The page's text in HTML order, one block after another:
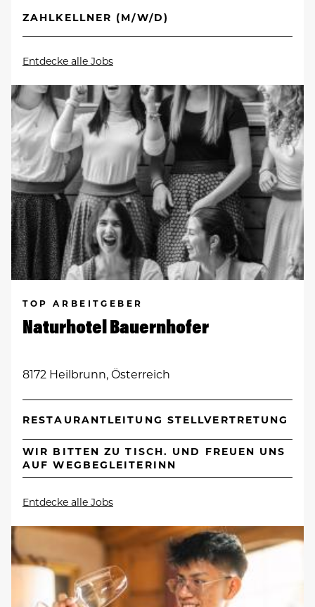
ZAHLKELLNER (M/W/D)
Entdecke alle Jobs
TOP ARBEITGEBER
Naturhotel Bauernhofer
8172 Heilbrunn, Österreich
RESTAURANTLEITUNG STELLVERTRETUNG
WIR BITTEN ZU TISCH. UND FREUEN UNS
AUF WEGBEGLEITERINN
Entdecke alle Jobs